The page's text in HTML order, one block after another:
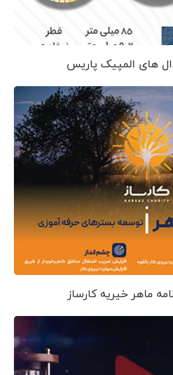
های المپیک پاریس
ماهر خیریه کارساز